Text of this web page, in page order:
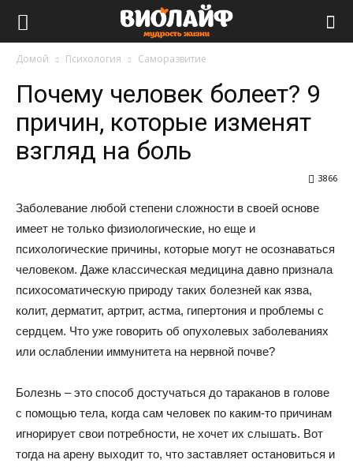
Домой Психология Саморазвитие
Почему человек болеет? 9
причин, которые изменят
взгляд на боль
3866
Заболевание любой степени сложности в своей основе
имеет не только физиологические, но еще и
психологические причины, которые могут не осознаваться
человеком. Даже классическая медицина давно признала
психосоматическую природу таких болезней как язва,
колит, дерматит, артрит, астма, гипертония и проблемы с
сердцем. Что уже говорить об опухолевых заболеваниях
или ослаблении иммунитета на нервной почве?
Болезнь – это способ достучаться до тараканов в голове
с помощью тела, когда сам человек по каким-то причинам
игнорирует свои потребности, не хочет их слышать. Вот
тогда на арену выходит то, что заставляет остановиться и